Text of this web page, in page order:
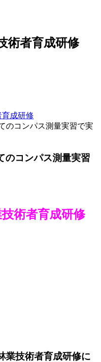
術者育成研修
成研修
のコンパス測量実習で実
のコンパス測量実習
術者育成研修
業技術者育成研修に